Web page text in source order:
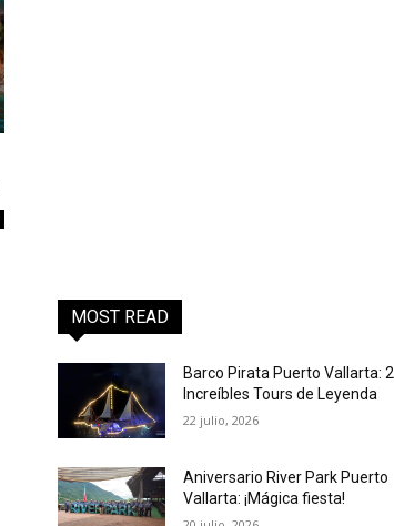
MOST READ
Barco Pirata Puerto Vallarta: 2
Increíbles Tours de Leyenda
22 julio, 2026
Aniversario River Park Puerto
Vallarta: ¡Mágica fiesta!